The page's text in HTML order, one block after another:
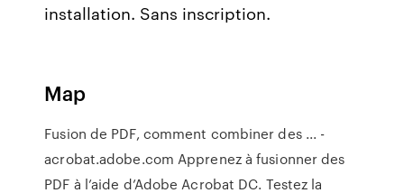
installation. Sans inscription.
Map
Fusion de PDF, comment combiner des ... -
acrobat.adobe.com Apprenez à fusionner des
PDF à l’aide d’Adobe Acrobat DC. Testez la